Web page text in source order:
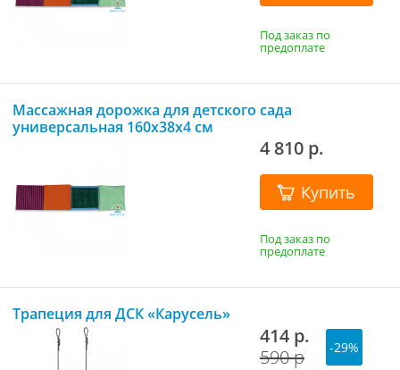
Под заказ по
предоплате
Массажная дорожка для детского сада
универсальная 160х38х4 см
4 810 р.
Купить
Под заказ по
предоплате
Трапеция для ДСК «Карусель»
414 р.
590 р
-29%